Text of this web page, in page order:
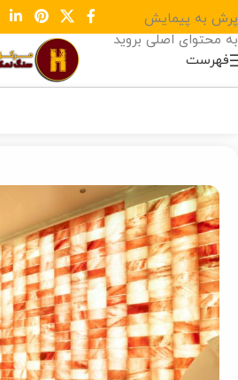
پرش به پیمایش
به محتوای اصلی بروید
فهرست